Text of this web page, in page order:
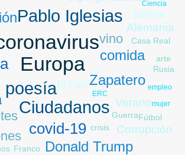
Europa
poesía
Ciudadanos
Pablo Iglesias
covid-19
Zapatero
Donald Trump
comida
vino
Verano
Alemania
Corrupción
El País
justicia
arte
Casa Real
crisis
Guerra
Franco
Rusia
Fútbol
Ciencia
empleo
ERC
mujer